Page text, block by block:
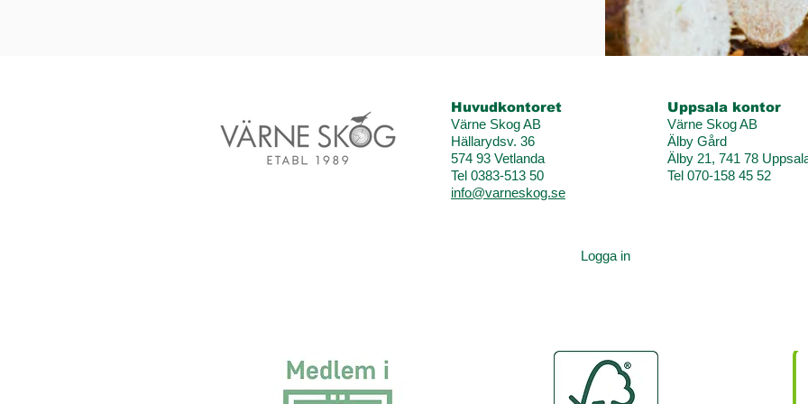
Huvudkontoret
Värne Skog AB
Hällarydsv. 36
574 93 Vetlanda
Tel 0383-513 50
info@varneskog.se
Uppsala kontor
Värne Skog AB
Älby Gård
Älby 21, 741 78
Tel 070-158 45 52
Logga in